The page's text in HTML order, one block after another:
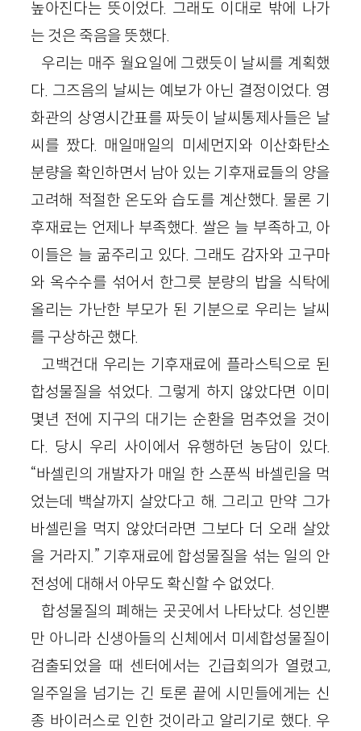
높아진다는 뜻이었다. 그래도 이대로 밖에 나가
는 것은 죽음을 뜻했다.
우리는 매주 월요일에 그랬듯이 날씨를 계획했
다. 그즈음의 날씨는 예보가 아닌 결정이었다. 영
화관의 상영시간표를 짜듯이 날씨통제사들은 날
씨를 짰다. 매일매일의 미세먼지와 이산화탄소
분량을 확인하면서 남아 있는 기후재료들의 양을
고려해 적절한 온도와 습도를 계산했다. 물론 기
후재료는 언제나 부족했다. 쌀은 늘 부족하고, 아
이들은 늘 굶주리고 있다. 그래도 감자와 고구마
와 옥수수를 섞어서 한그릇 분량의 밥을 식탁에
올리는 가난한 부모가 된 기분으로 우리는 날씨
를 구상하곤 했다.
고백건대 우리는 기후재료에 플라스틱으로 된
합성물질을 섞었다. 그렇게 하지 않았다면 이미
몇년 전에 지구의 대기는 순환을 멈추었을 것이
다. 당시 우리 사이에서 유행하던 농담이 있다.
“바셀린의 개발자가 매일 한 스푼씩 바셀린을 먹
었는데 백살까지 살았다고 해. 그리고 만약 그가
바셀린을 먹지 않았더라면 그보다 더 오래 살았
을 거라지.” 기후재료에 합성물질을 섞는 일의 안
전성에 대해서 아무도 확신할 수 없었다.
합성물질의 폐해는 곳곳에서 나타났다. 성인뿐
만 아니라 신생아들의 신체에서 미세합성물질이
검출되었을 때 센터에서는 긴급회의가 열렸고,
일주일을 넘기는 긴 토론 끝에 시민들에게는 신
종 바이러스로 인한 것이라고 알리기로 했다. 우